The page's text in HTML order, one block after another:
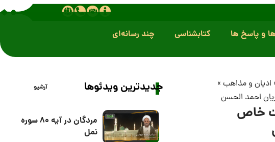
و پاسخ ها کتابشناسی چند رسانه‌ای
ادیان و مذاهب »
احمد الحسن
خاص
جدیدترین ویدئوها آرشیو
مردگان در آیه 80 سوره
نمل